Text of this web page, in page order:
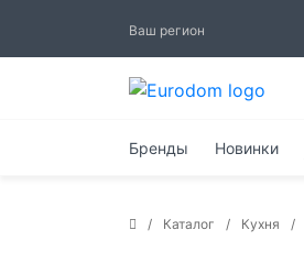
Ваш регион
Бренды Новинки
Каталог Кухня